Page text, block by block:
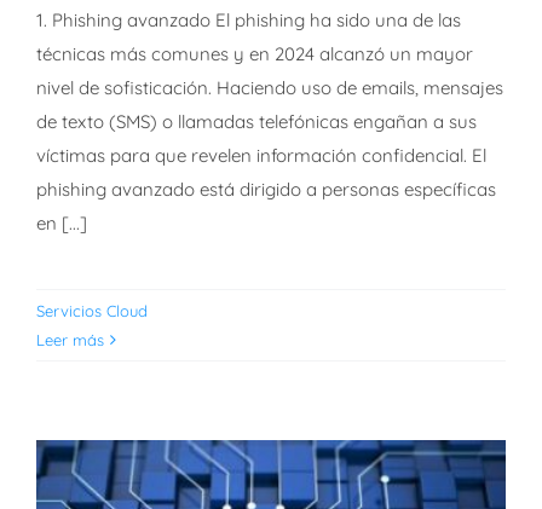
1. Phishing avanzado El phishing ha sido una de las
técnicas más comunes y en 2024 alcanzó un mayor
nivel de sofisticación. Haciendo uso de emails, mensajes
de texto (SMS) o llamadas telefónicas engañan a sus
víctimas para que revelen información confidencial. El
phishing avanzado está dirigido a personas específicas
en [...]
Servicios Cloud
Leer más